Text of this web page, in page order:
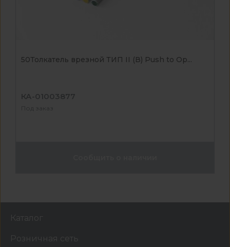
50Толкатель врезной ТИП II (В) Push to Op...
КА-01003877
Под заказ
Каталог
Розничная сеть